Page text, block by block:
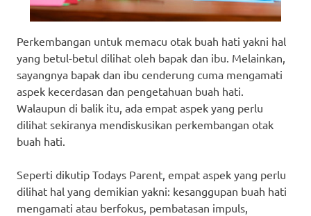
Perkembangan untuk memacu otak buah hati yakni hal
yang betul-betul dilihat oleh bapak dan ibu. Melainkan,
sayangnya bapak dan ibu cenderung cuma mengamati
aspek kecerdasan dan pengetahuan buah hati.
Walaupun di balik itu, ada empat aspek yang perlu
dilihat sekiranya mendiskusikan perkembangan otak
buah hati.
Seperti dikutip Todays Parent, empat aspek yang perlu
dilihat hal yang demikian yakni: kesanggupan buah hati
mengamati atau berfokus, pembatasan impuls,